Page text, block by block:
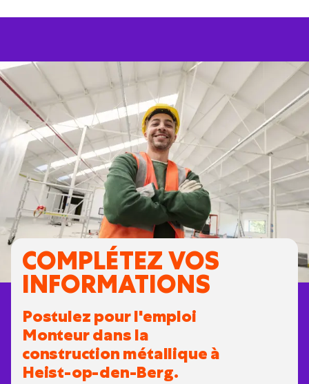
COMPLÉTEZ VOS
INFORMATIONS
Postulez pour l'emploi
Monteur dans la
construction métallique à
Heist-op-den-Berg.